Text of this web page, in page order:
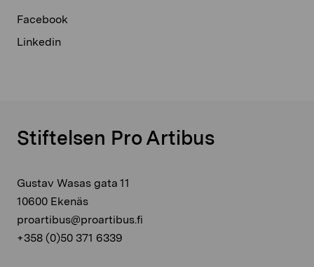
Facebook
Linkedin
Stiftelsen Pro Artibus
Gustav Wasas gata 11
10600 Ekenäs
proartibus@proartibus.fi
+358 (0)50 371 6339